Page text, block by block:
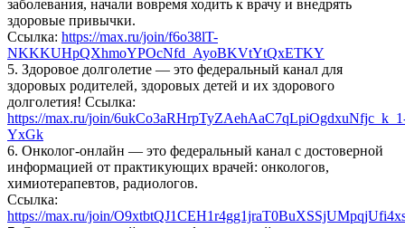
заболевания, начали вовремя ходить к врачу и внедрять
здоровые привычки.
Ссылка: https://max.ru/join/f6o38lT-
NKKKUHpQXhmoYPOcNfd_AyoBKVtYtQxETKY
5. Здоровое долголетие — это федеральный канал для
здоровых родителей, здоровых детей и их здорового
долголетия! Ссылка:
https://max.ru/join/
YxGk
6. Онколог-онлайн — это федеральный канал с достоверной
информацией от практикующих врачей: онкологов,
химиотерапевтов, радиологов.
Ссылка:
https://max.ru/join/